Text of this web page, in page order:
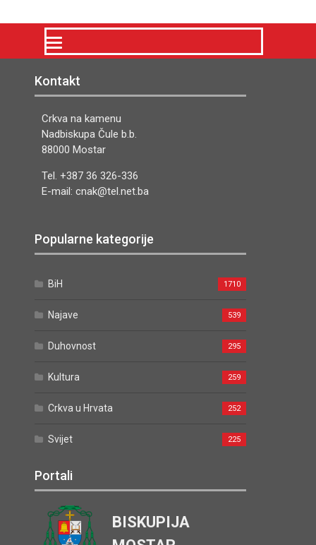
Kontakt
Crkva na kamenu
Nadbiskupa Čule b.b.
88000 Mostar
Tel. +387 36 326-336
E-mail: cnak@tel.net.ba
Popularne kategorije
BiH 1710
Najave 539
Duhovnost 295
Kultura 259
Crkva u Hrvata 252
Svijet 225
Portali
BISKUPIJA